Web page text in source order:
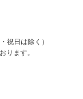
祝日は除く）
ります。